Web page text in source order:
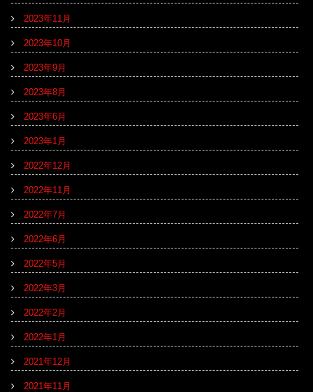
2023年11月
2023年10月
2023年9月
2023年8月
2023年6月
2023年1月
2022年12月
2022年11月
2022年7月
2022年6月
2022年5月
2022年3月
2022年2月
2022年1月
2021年12月
2021年11月